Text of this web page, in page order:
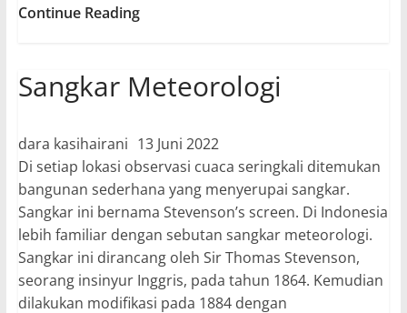
Continue ReadingPiche
Sangkar Meteorologi
dara kasihairani 13 Juni 2022
Di setiap lokasi observasi cuaca seringkali ditemukan
bangunan sederhana yang menyerupai sangkar.
Sangkar ini bernama Stevenson’s screen. Di Indonesia
lebih familiar dengan sebutan sangkar meteorologi.
Sangkar ini dirancang oleh Sir Thomas Stevenson,
seorang insinyur Inggris, pada tahun 1864. Kemudian
dilakukan modifikasi pada 1884 dengan